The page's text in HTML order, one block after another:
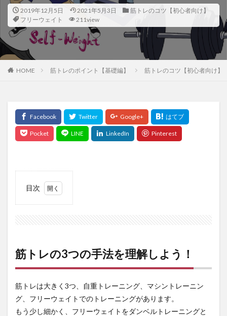
2019年12月5日 2021年5月3日
筋トレのコツ【初心者向け】
フリーウェイト
211view
HOME 筋トレのポイント【基礎編】 筋トレのコツ【初心者向け】
目次
理解
しよ
2
筋ト
レ手
筋トレの3つの手法を理解しよう！
筋トレは大きく3つ、自重トレーニング、マシントレーニン
グ、フリーウェイトでのトレーニングがあります。
もう少し細かく、フリーウェイトをダンベルトレーニングと